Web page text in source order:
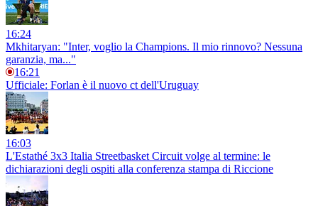
16:24
Mkhitaryan: "Inter, voglio la Champions. Il mio rinnovo? Nessuna
garanzia, ma..."
16:21
Ufficiale: Forlan è il nuovo ct dell'Uruguay
16:03
L'Estathé 3x3 Italia Streetbasket Circuit volge al termine: le
dichiarazioni degli ospiti alla conferenza stampa di Riccione